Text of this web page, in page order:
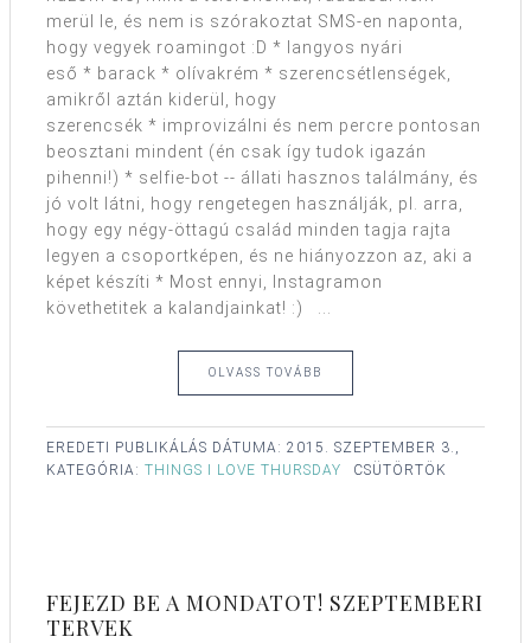
merül le, és nem is szórakoztat SMS-en naponta,
hogy vegyek roamingot :D * langyos nyári
eső * barack * olívakrém * szerencsétlenségek,
amikről aztán kiderül, hogy
szerencsék * improvizálni és nem percre pontosan
beosztani mindent (én csak így tudok igazán
pihenni!) * selfie-bot -- állati hasznos találmány, és
jó volt látni, hogy rengetegen használják, pl. arra,
hogy egy négy-öttagú család minden tagja rajta
legyen a csoportképen, és ne hiányozzon az, aki a
képet készíti * Most ennyi, Instagramon
követhetitek a kalandjainkat! :) ...
OLVASS TOVÁBB
EREDETI PUBLIKÁLÁS DÁTUMA: 2015. SZEPTEMBER 3.,
CSÜTÖRTÖK
KATEGÓRIA: THINGS I LOVE THURSDAY
FEJEZD BE A MONDATOT! SZEPTEMBERI
TERVEK